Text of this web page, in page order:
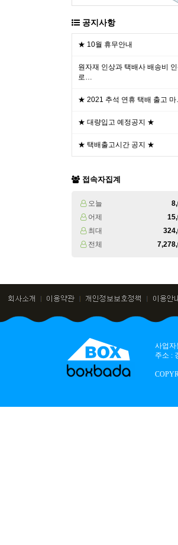
공지사항
★ 10월 휴무안내
원자재 인상과 택배사 배송비
로…
★ 2021 추석 연휴 택배 출고
★ 대량입고 예정공지 ★
★ 택배출고시간 공지 ★
접속자집계
오늘
어제
최대
전체
사업자
주소 :